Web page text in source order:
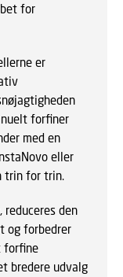
for
er
forfiner
med en
eller
trin for trin.
reduceres den
og forbedrer
forfine
bredere udvalg